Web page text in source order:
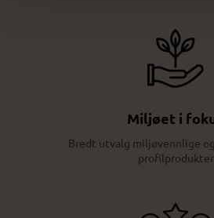
Miljøet i
Bredt utvalg miljøvennlige
profilprodukter